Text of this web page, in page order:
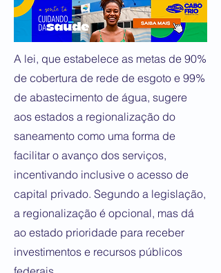
A lei, que estabelece as metas de 90%
de cobertura de rede de esgoto e 99%
de abastecimento de água, sugere
aos estados a regionalização do
saneamento como uma forma de
facilitar o avanço dos serviços,
incentivando inclusive o acesso de
capital privado. Segundo a legislação,
a regionalização é opcional, mas dá
ao estado prioridade para receber
investimentos e recursos públicos